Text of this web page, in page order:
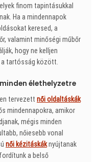
finom tapintásukkal
Ha a mindennapok
keresed, a
valamint minőségi műbőr
hogy ne kelljen
tartósság között.
élethelyzetre
tervezett női oldaltáskák
mindennapokra, amikor
mégis minden
nőiesebb vonal
női kézitáskáknyújtanak
a belső